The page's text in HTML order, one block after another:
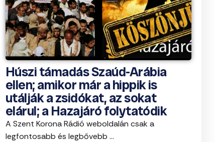
Húszi támadás Szaúd-Arábia
ellen; amikor már a hippik is
utálják a zsidókat, az sokat
elárul; a Hazajáró folytatódik
A Szent Korona Rádió weboldalán csak a
legfontosabb és legbővebb ...